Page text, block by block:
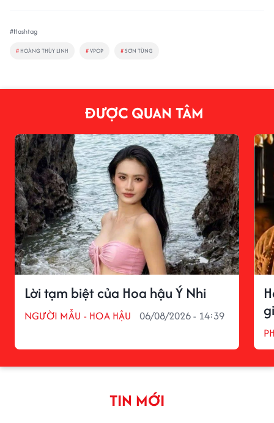
#Hashtag
# HOÀNG THÙY LINH #VPOP #SƠN TÙNG
ĐƯỢC QUAN TÂM
Lời tạm biệt của Hoa hậu Ý Nhi
NGƯỜI MẪU - HOA HẬU 06/08/2026 - 14:39
TIN MỚI